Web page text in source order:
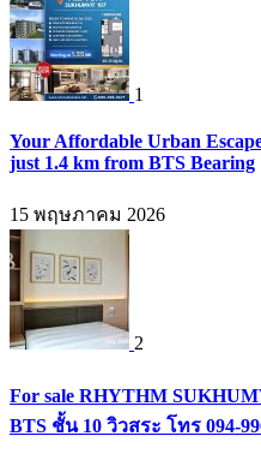
1
Your Affordable Urban
just 1.4 km from BTS Bearing
15 พฤษภาคม 2026
2
For sale RHYTHM
BTS ชั้น 10 วิวสระ โทร 094-